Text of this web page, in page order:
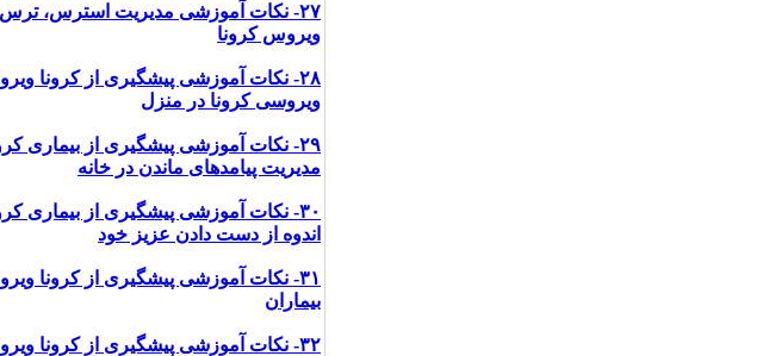
۲۷- نکات آموزشی مدیریت استرس، ترس،
ویروس کرونا
۲۸- نکات آموزشی پیشگیری از کرونا
ویروسی کرونا در منزل
۲۹- نکات آموزشی پیشگیری از بیماری
مدیریت پیامدهای ماندن در خانه
۳۰- نکات آموزشی پیشگیری از بیماری
اندوه از دست دادن عزیز خود
۳۱- نکات آموزشی پیشگیری از کرونا
بیماران
۳۲- نکات آموزشی پیشگیری از